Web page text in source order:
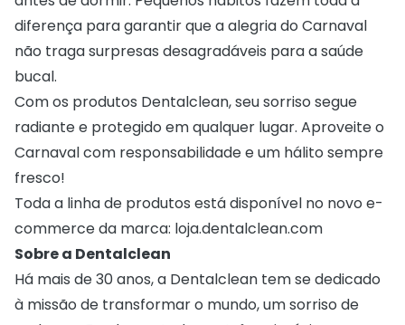
diferença para garantir que a alegria do Carnaval
não traga surpresas desagradáveis para a saúde
bucal.
Com os produtos Dentalclean, seu sorriso segue
radiante e protegido em qualquer lugar. Aproveite o
Carnaval com responsabilidade e um hálito sempre
fresco!
Toda a linha de produtos está disponível no novo e-
commerce da marca: loja.dentalclean.com
Sobre a Dentalclean
Há mais de 30 anos, a Dentalclean tem se dedicado
à missão de transformar o mundo, um sorriso de